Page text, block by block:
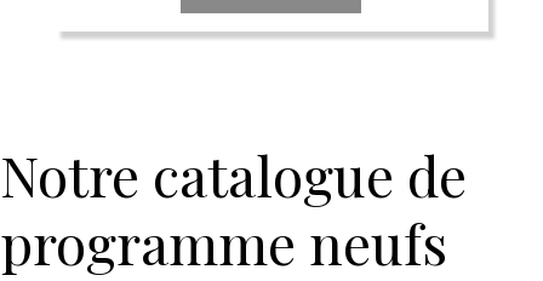
Notre catalogue de
programme neufs